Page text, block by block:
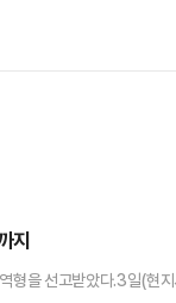
지
형을 선고받았다.3일(현